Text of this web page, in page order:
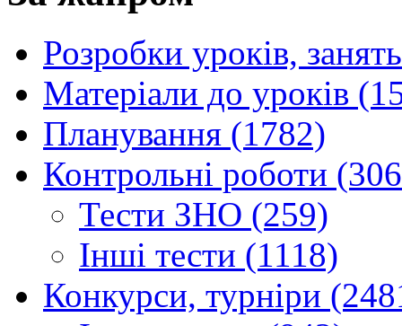
Розробки уроків,
Матеріали до уроків
Планування (1782)
Контрольні роботи
Тести ЗНО (259)
Інші тести (1118)
Конкурси, турніри